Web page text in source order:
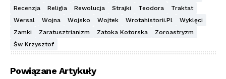
Recenzja
Religia Rewolucja Strajki Teodora
Traktat
Wersal
Wojna Wojsko Wojtek Wrotahistorii.pl
Wyklęci
Zamki
Zaratusztrianizm Zatoka Kotorska
Zoroastryzm
Św Krzysztof
Powiązane Artykuły